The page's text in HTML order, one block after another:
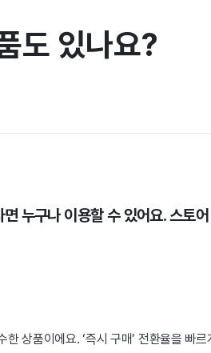
도 있나요?
누구나 이용할 수 있어요. 스토
상품이에요. ‘즉시 구매’ 전환율을 빠